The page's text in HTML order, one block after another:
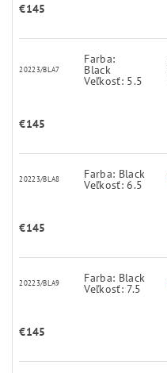
€145
20223/BLA7
Farba:
Black
Veľkosť: 5.5
€145
20223/BLA8 Farba: Black
Veľkosť: 6.5
€145
20223/BLA9 Farba: Black
Veľkosť: 7.5
€145